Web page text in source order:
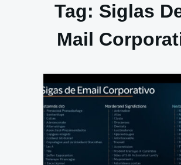
Tag: Siglas
Mail